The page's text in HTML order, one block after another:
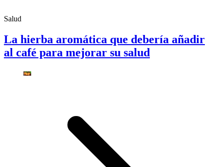
Salud
La hierba aromática que debería añadir
al café para mejorar su salud